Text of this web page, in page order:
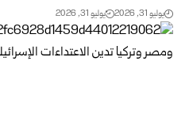
يوليو 31, 2026 يوليو 31, 2026